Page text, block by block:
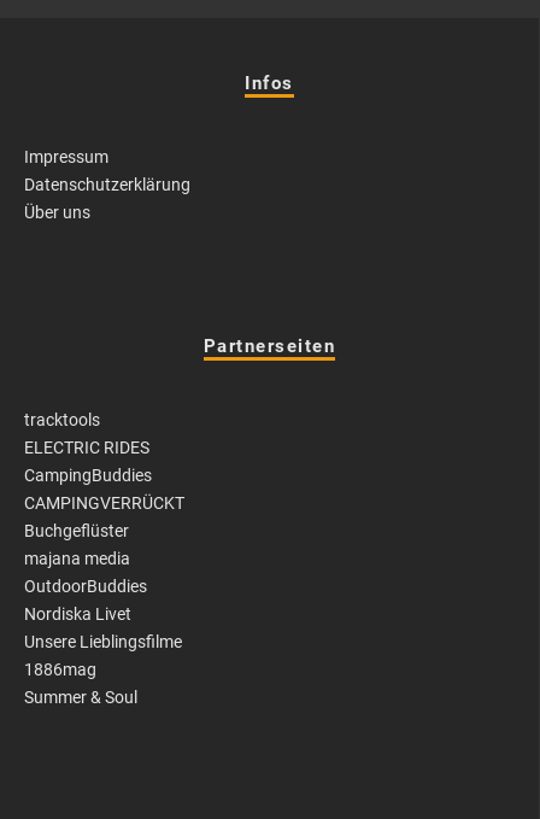
Infos
Impressum
Datenschutzerklärung
Über uns
Partnerseiten
tracktools
ELECTRIC RIDES
CampingBuddies
CAMPINGVERRÜCKT
Buchgeflüster
majana media
OutdoorBuddies
Nordiska Livet
Unsere Lieblingsfilme
1886mag
Summer & Soul